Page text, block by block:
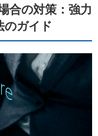
合の対策：強力
のガイド